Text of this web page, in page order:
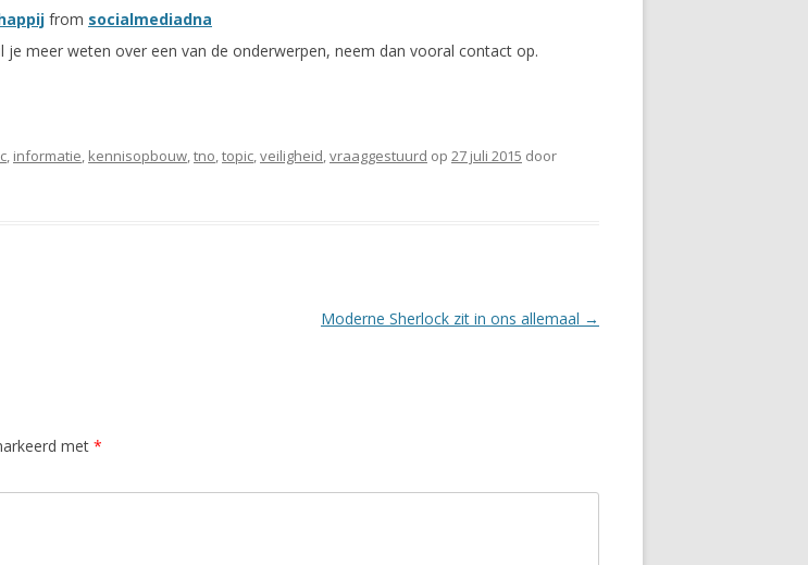
from socialmediadna
meer weten over een van de onderwerpen, neem dan vooral contact op.
, informatie, kennisopbouw,tno,topic,veiligheid,vraaggestuurd op 27 juli 2015 door
Moderne Sherlock zit in ons allemaal →
met *